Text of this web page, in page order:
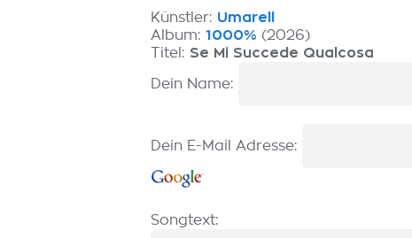
Künstler: Umarell
Album: 1000% (2026)
Titel: Se Mi Succede Qualcosa
Dein Name:
Dein E-Mail Adresse:
Songtext: